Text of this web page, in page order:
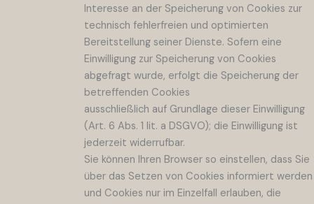
Interesse an der Speicherung von Cookies zur
technisch fehlerfreien und optimierten
Bereitstellung seiner Dienste. Sofern eine
Einwilligung zur Speicherung von Cookies
abgefragt wurde, erfolgt die Speicherung der
betreffenden Cookies
ausschließlich auf Grundlage dieser Einwilligung
(Art. 6 Abs. 1 lit. a DSGVO); die Einwilligung ist
jederzeit widerrufbar.
Sie können Ihren Browser so einstellen, dass Sie
über das Setzen von Cookies informiert werden
und Cookies nur im Einzelfall erlauben, die